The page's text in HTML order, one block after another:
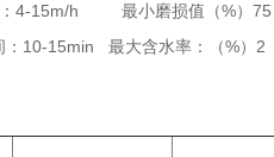
4-15m/h 最小磨损值（%）75
15min 最大含水率：（%）2